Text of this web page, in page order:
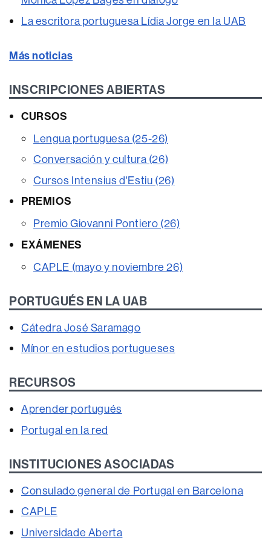
La escritora portuguesa Lídia Jorge en la UAB
Más noticias
INSCRIPCIONES ABIERTAS
CURSOS
Lengua portuguesa (25-26)
Conversación y cultura (26)
Cursos Intensius d'Estiu (26)
PREMIOS
Premio Giovanni Pontiero (26)
EXÁMENES
CAPLE (mayo y noviembre 26)
PORTUGUÉS EN LA UAB
Cátedra José Saramago
Mínor en estudios portugueses
RECURSOS
Aprender portugués
Portugal en la red
INSTITUCIONES ASOCIADAS
Consulado general de Portugal en Barcelona
CAPLE
Universidade Aberta